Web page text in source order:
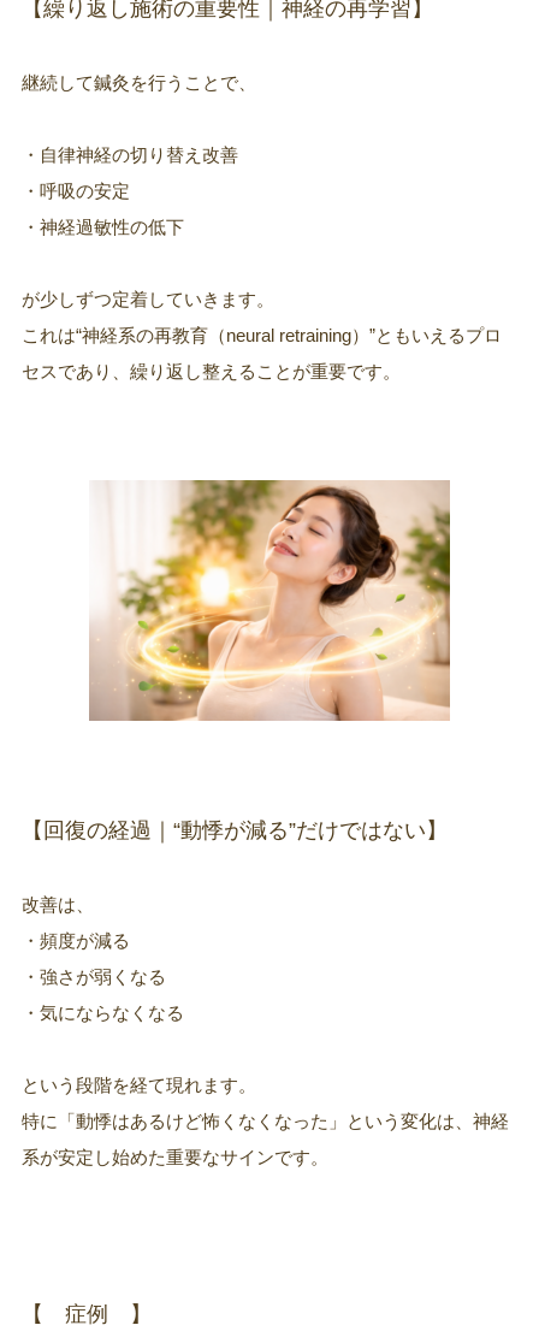
【繰り返し施術の重要性｜神経の再学習】
継続して鍼灸を行うことで、
・自律神経の切り替え改善
・呼吸の安定
・神経過敏性の低下
が少しずつ定着していきます。
これは“神経系の再教育（neural retraining）”ともいえるプロ
セスであり、繰り返し整えることが重要です。
【回復の経過｜“動悸が減る”だけではない】
改善は、
・頻度が減る
・強さが弱くなる
・気にならなくなる
という段階を経て現れます。
特に「動悸はあるけど怖くなくなった」という変化は、神経
系が安定し始めた重要なサインです。
【 症例 】